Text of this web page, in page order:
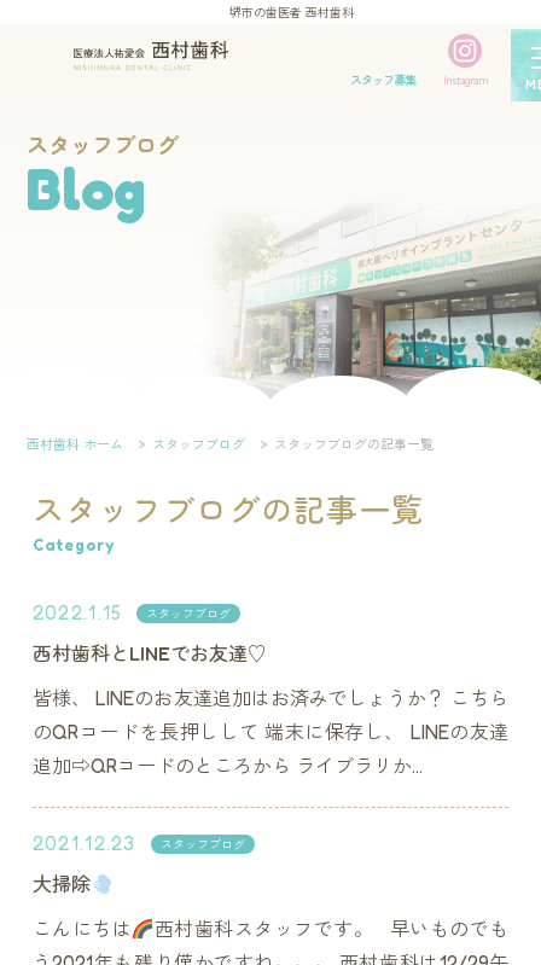
堺市の歯医者 西村歯科
スタッフ募集 Instagram
スタッフブログ
Blog
西村歯科 ホーム スタッフブログ スタッフブログの記事一覧
スタッフブログの記事一覧
Category
2022.1.15 スタッフブログ
西村歯科とLINEでお友達♡
皆様、 LINEのお友達追加はお済みでしょうか？ こちら
のQRコードを長押しして 端末に保存し、 LINEの友達
追加⇨QRコードのところから ライブラリか...
2021.12.23 スタッフブログ
大掃除
こんにちは
西村歯科スタッフです。 早いものでも